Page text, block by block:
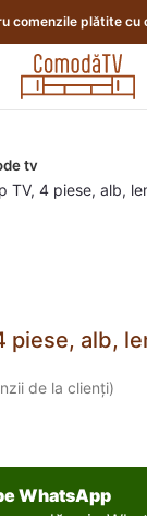
comenzile plătite cu
tv
piese, alb,
de la clienți)
WhatsApp